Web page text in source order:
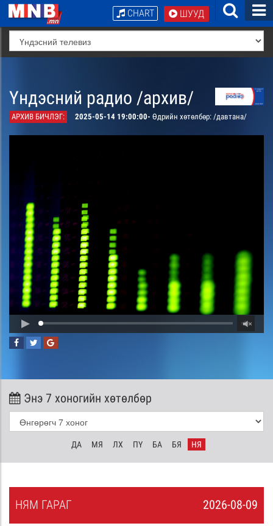
ШУУД
CHART
Үндэсний радио /архив/
АРХИВ БИЧЛЭГ: 2025-05-14 19:00:00- Өдрийн хөтөлбөр: /давтана/
Энэ 7 хоногийн хөтөлбөр
ДА МЯ ЛХ ПҮ БА БЯ НЯ
2026-08-09
НЯМ ГАРАГ